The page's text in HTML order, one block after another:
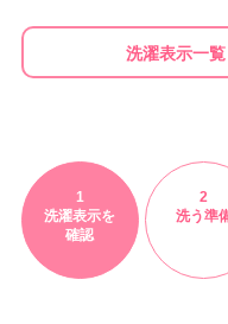
洗濯表示一覧
1
洗濯表示を
確認
2
洗う準